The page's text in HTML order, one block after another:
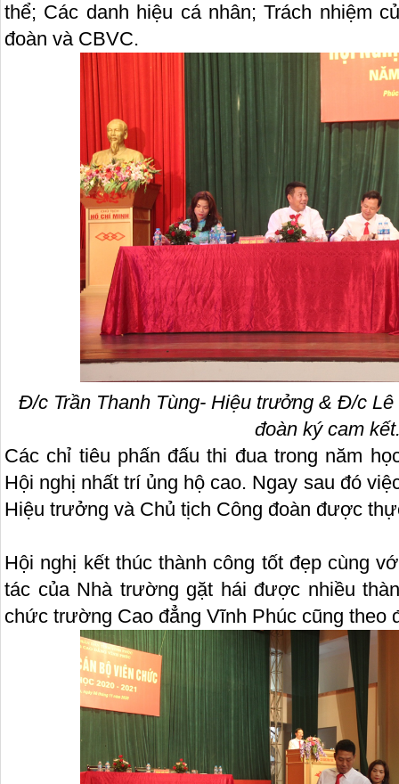
thể; Các danh hiệu cá nhân; Trách nhiệm
đoàn và CBVC.
Đ/c Trần Thanh Tùng- Hiệu trưởng & Đ/c Lê
đoàn ký cam
Các chỉ tiêu phấn đấu thi đua trong năm
Hội nghị nhất trí ủng hộ cao. Ngay sau đó
Hiệu trưởng và Chủ tịch Công đoàn được
Hội nghị kết thúc thành công tốt đẹp cùng
tác của Nhà trường gặt hái được nhiều
chức trường Cao đẳng Vĩnh Phúc cũng theo